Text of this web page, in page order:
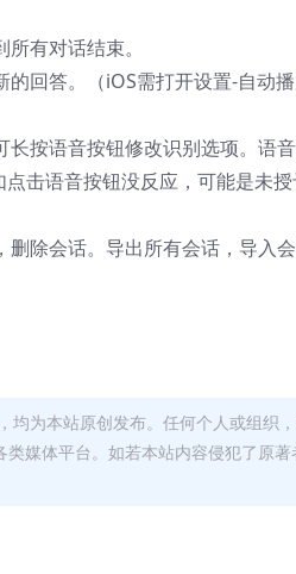
有对话结束。
的回答。（iOS需打开设置-自动
长按语音按钮修改识别选项。语
击语音按钮没反应，可能是未
除会话。导出所有会话，导入会
均为本站原创发布。任何个人或组织
媒体平台。如若本站内容侵犯了原